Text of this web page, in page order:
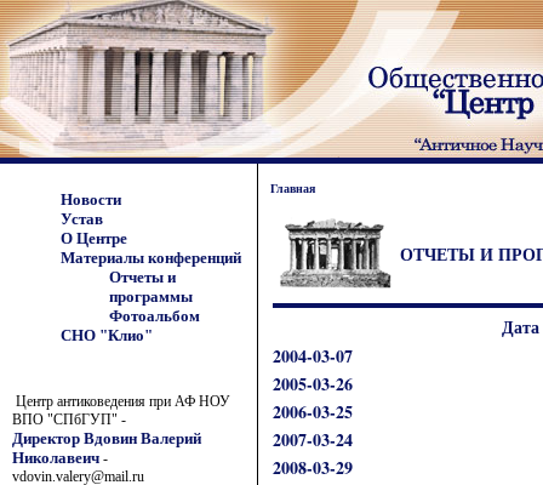
Новости
Устав
О Центре
Материалы конференций
Отчеты и
программы
Фотоальбом
СНО "Клио"
Центр антиковедения при АФ НОУ
ВПО "СПбГУП" -
Директор Вдовин Валерий
Николавеич -
vdovin.valery@mail.ru
Главная
ОТЧЕТЫ И
Дата
2004-03-07
2005-03-26
2006-03-25
2007-03-24
2008-03-29